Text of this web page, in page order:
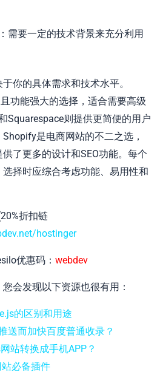
：需要一定的技术背景来充分利用
你的具体需求和技术水平。
功能强大的选择，适合需要高级
Squarespace则提供更简便的用户
是电商网站的不二之选，
了更多的设计和SEO功能。每个
择时应综合考虑功能、易用性和
折扣链
hostinger
优惠码： webdev
会发现以下资源也很有用：
的区别和用途
送而加快百度普通收录？
站转换成手机APP？
必备插件